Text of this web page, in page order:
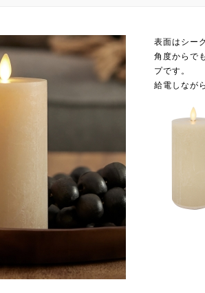
表面はシー
角度からで
プです。
給電しなが